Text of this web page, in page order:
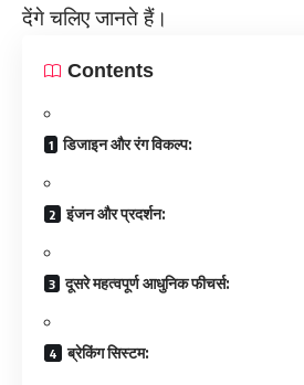
देंगे चलिए जानते हैं।
Contents
डिजाइन और रंग विकल्प:
इंजन और प्रदर्शन:
दूसरे महत्वपूर्ण आधुनिक फीचर्स:
ब्रेकिंग सिस्टम: